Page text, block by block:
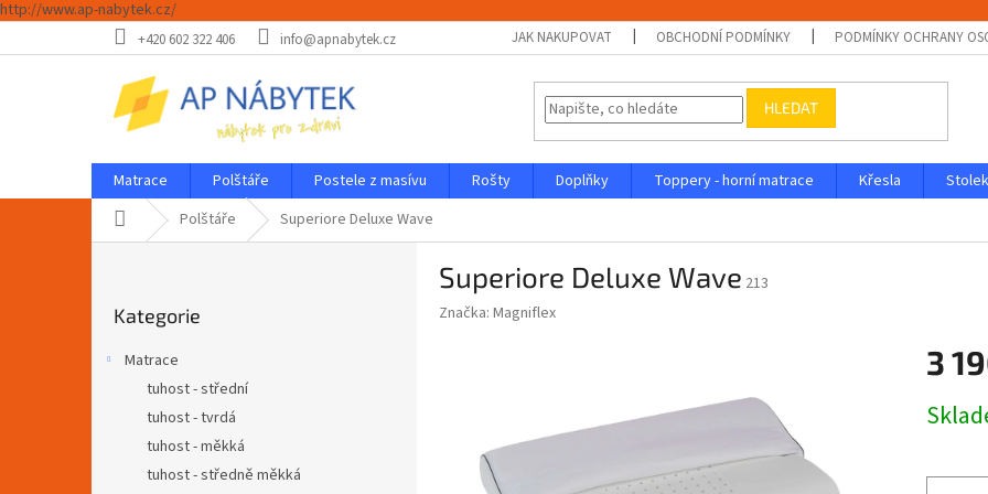
http://www.ap-nabytek.cz/
na
+420 602 322 406 info@apnabytek.cz JAK NAKUPOVAT OBCHODNÍ PODMÍNKY PODMÍNKY OCHRANY
HLEDAT
Matrace Polštáře Postele z masívu Rošty Doplňky Toppery - horní matrace Křesla
Domů Polštáře Superiore Deluxe Wave
kategorie
Kategorie
Matrace
tuhost - střední
tuhost - tvrdá
tuhost - měkká
tuhost - středně měkká
Superiore Deluxe Wave 213
Značka: Magniflex
3
cena: